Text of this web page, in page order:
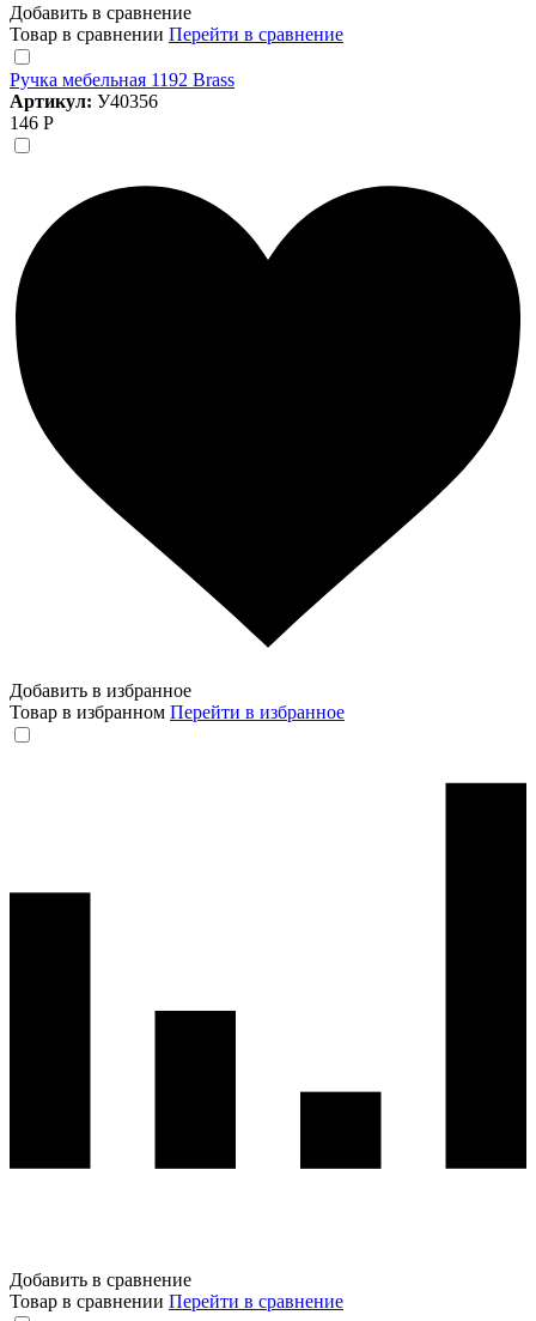
Добавить в сравнение
Товар в сравнении Перейти в сравнение
Ручка мебельная 1192 Brass
Артикул: У40356
146 Р
Добавить в избранное
Товар в избранном Перейти в избранное
Добавить в сравнение
Товар в сравнении Перейти в сравнение